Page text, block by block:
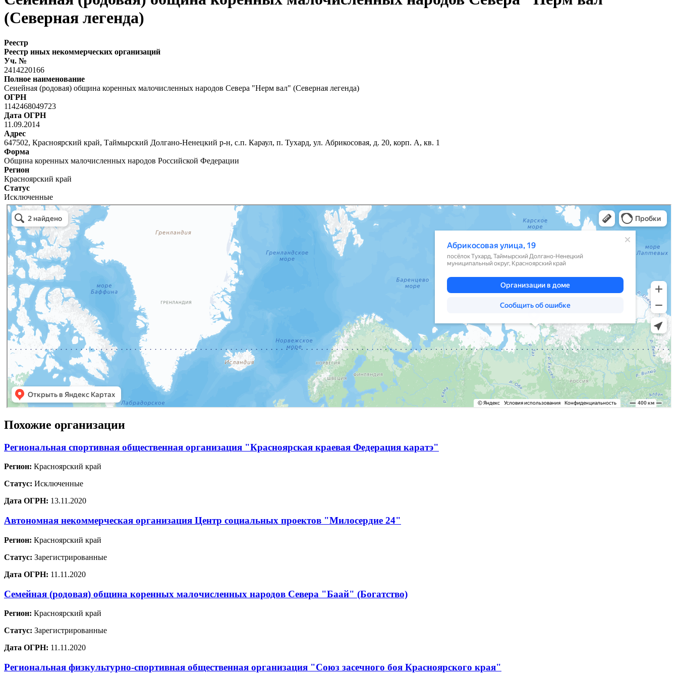
(Северная легенда)
Реестр
Реестр иных некоммерческих организаций
Уч. №
2414220166
Полное наименование
Сеиейная (родовая) община коренных малочисленных народов Севера "Нерм вал" (Северная легенда)
ОГРН
1142468049723
Дата ОГРН
11.09.2014
Адрес
647502, Красноярский край, Таймырский Долгано-Ненецкий р-н, с.п. Караул, п. Тухард, ул. Абрикосовая, д. 20, корп. А, кв. 1
Форма
Община коренных малочисленных народов Российской Федерации
Регион
Красноярский край
Статус
Исключенные
Похожие организации
Региональная спортивная общественная организация "Красноярская краевая Федерация каратэ"
Регион: Красноярский край
Статус: Исключенные
Дата ОГРН: 13.11.2020
Автономная некоммерческая организация Центр социальных проектов "Милосердие 24"
Регион: Красноярский край
Статус: Зарегистрированные
Дата ОГРН: 11.11.2020
Семейная (родовая) община коренных малочисленных народов Севера "Баай" (Богатство)
Регион: Красноярский край
Статус: Зарегистрированные
Дата ОГРН: 11.11.2020
Региональная физкультурно-спортивная общественная организация "Союз засечного боя Красноярского края"